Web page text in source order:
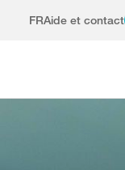
FRAide et contact